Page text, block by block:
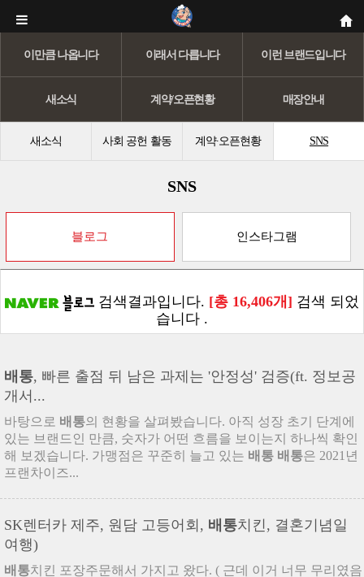
이만큼 나옵니다 이래서 다릅니다 이런 브랜드입니다
새소식 계약/오픈현황 매장안내
새소식 사회 공헌 활동 계약∙오픈현황 SNS
SNS
블로그 인스타그램
검색결과입니다. [총 16,406개] 검색 되었
습니다 .
배통, 빠른 출점 뒤 남은 과제는 '안정성' 검증(ft. 정보공
개서...
바탕으로 배통의 현황을 살펴봤습니다. 아직 성장 초기 단계에
있는 브랜드인 만큼, 숫자가 어떤 흐름을 보이는지 하나씩 확인
해 보겠습니다. 가맹점은 꾸준히 늘고 있는 배통 배통은 2021년
프랜차이즈...
SK렌터카 제주, 원담 고등어회, 배통치킨, 결혼기념일
여행)
배통치킨 포장주문해서 가지고 왔다. ( 근데 이거 너무 무리였음